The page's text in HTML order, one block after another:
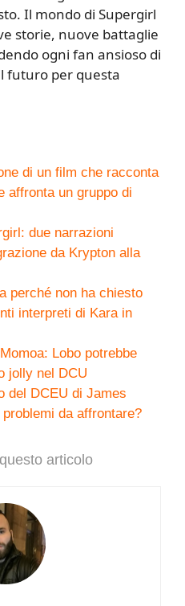
Il mondo di Supergirl
storie, nuove battaglie
ogni fan ansioso di
futuro per questa
di un film che racconta
affronta un gruppo di
due narrazioni
da Krypton alla
perché non ha chiesto
interpreti di Kara in
Lobo potrebbe
jolly nel DCU
del DCEU di James
da affrontare?
articolo